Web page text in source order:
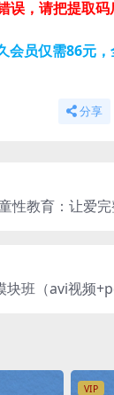
误，请把提取码
会员仅需86元
分享
性教育：让爱
块班（avi视频
VIP